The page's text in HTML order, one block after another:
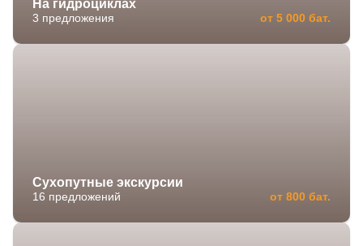
На гидроциклах
3 предложения от 5 000 бат.
Сухопутные экскурсии
16 предложений от 800 бат.